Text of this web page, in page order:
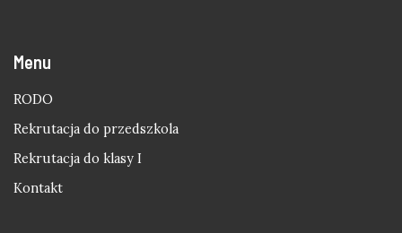
Menu
RODO
Rekrutacja do przedszkola
Rekrutacja do klasy I
Kontakt